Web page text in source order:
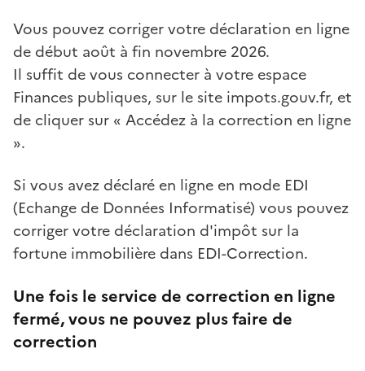
Vous pouvez corriger votre déclaration en ligne
de début août à fin novembre 2026.
Il suffit de vous connecter à votre espace
Finances publiques, sur le site impots.gouv.fr, et
de cliquer sur « Accédez à la correction en ligne
».
Si vous avez déclaré en ligne en mode EDI
(Echange de Données Informatisé) vous pouvez
corriger votre déclaration d'impôt sur la
fortune immobilière dans EDI-Correction.
Une fois le service de correction en ligne
fermé, vous ne pouvez plus faire de
correction